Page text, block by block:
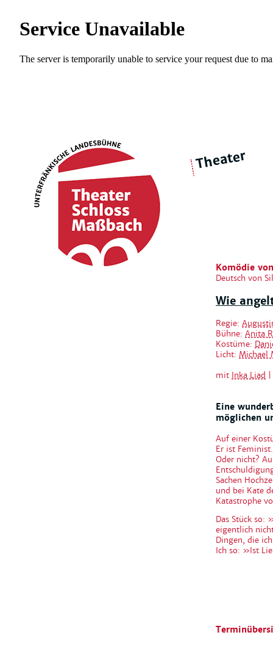
Komödie
Deutsch von
Wie
Regie:
Bühne: Anita
Kostüme:
Licht: Michael
mit Inka Liad
Eine
möglichen
Auf einer
Er ist
Oder nicht?
Sachen
und bei Kate
Katastrophe
Das Stück so:
eigentlich
Dingen, die
Ich so: »Ist
Theater